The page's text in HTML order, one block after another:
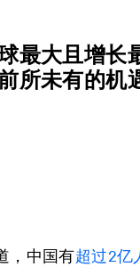
最大且增长
所未有的机
，中国有超过2亿